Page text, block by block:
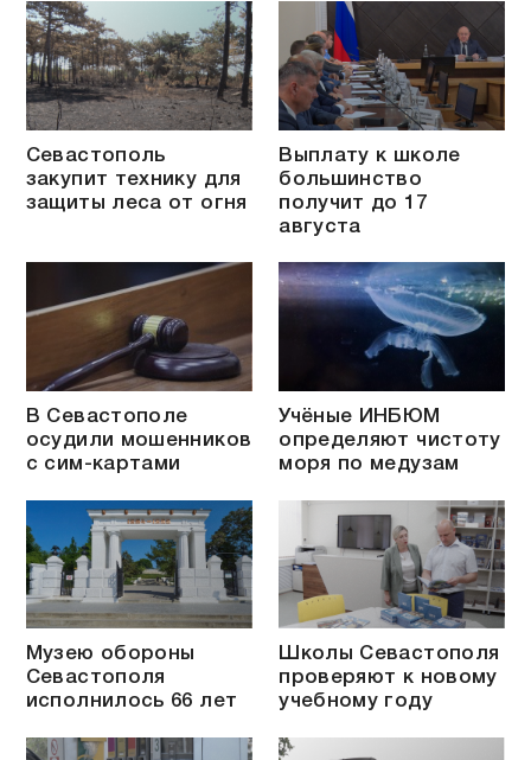
Севастополь
закупит технику для
защиты леса от огня
Выплату к школе
большинство
получит до 17
августа
В Севастополе
осудили мошенников
с сим-картами
Учёные ИНБЮМ
определяют чистоту
моря по медузам
Музею обороны
Севастополя
исполнилось 66 лет
Школы Севастополя
проверяют к новому
учебному году